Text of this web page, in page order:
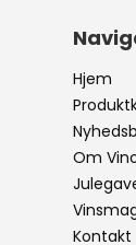
Hjem
Om
Kontakt